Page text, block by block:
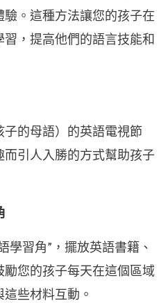
。這種方法讓您的孩子在
，提高他們的語言技能和
的母語）的英語電視節
而引人入勝的方式幫助孩子
學習角”，擺放英語書籍、
您的孩子每天在這個區域
些材料互動。